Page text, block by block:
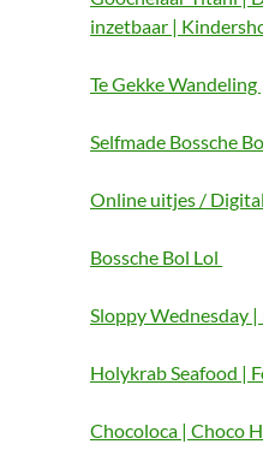
inzetbaar |
Te Gekke Wandeling
Selfmade Bossche
Online uitjes /
Bossche Bol Lol
Sloppy Wednesday
Holykrab Seafood |
Chocoloca | Choco